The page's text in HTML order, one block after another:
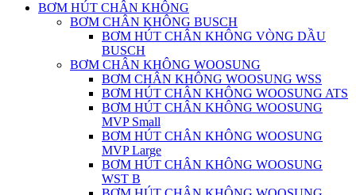
BƠM HÚT CHÂN KHÔNG
BƠM CHÂN KHÔNG BUSCH
BƠM HÚT CHÂN KHÔNG VÒNG DẦU
BUSCH
BƠM CHÂN KHÔNG WOOSUNG
BƠM CHÂN KHÔNG WOOSUNG WSS
BƠM HÚT CHÂN KHÔNG WOOSUNG ATS
BƠM HÚT CHÂN KHÔNG WOOSUNG
MVP Small
BƠM HÚT CHÂN KHÔNG WOOSUNG
MVP Large
BƠM HÚT CHÂN KHÔNG WOOSUNG
WST B